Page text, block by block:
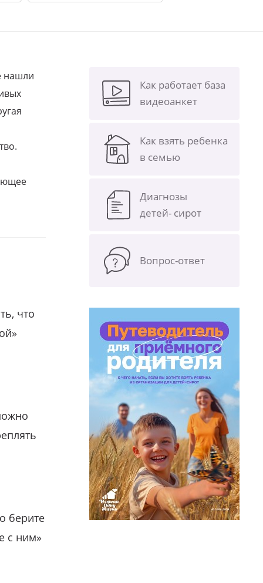
нашли
что
берите
с ним»
Как работает база
видеоанкет
Как взять ребенка
в семью
Диагнозы
детей- сирот
Вопрос-ответ